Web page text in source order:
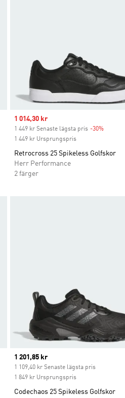
Sale price
1 014,30 kr
1 449 kr Senaste lägsta pris -30%Discount
1 449 kr Ursprungspris
Retrocross 25 Spikeless Golfskor
Herr Performance
2 färger
Current price
1 201,85 kr
1 109,40 kr Senaste lägsta pris
1 849 kr Ursprungspris
Codechaos 25 Spikeless Golfskor